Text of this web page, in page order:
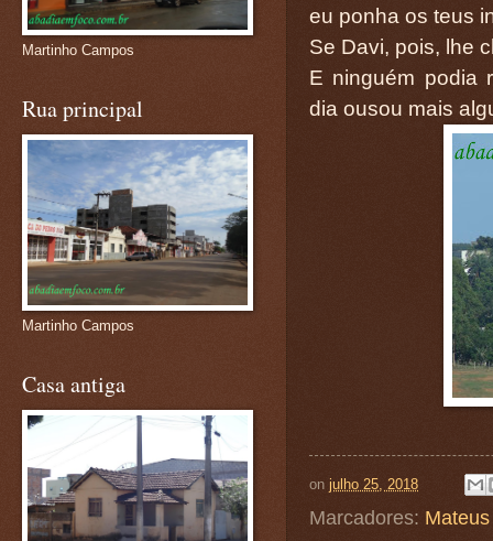
eu ponha os teus
Se Davi, pois, lhe
E ninguém podia
dia ousou mais
on julho 25, 2018
Marcadores: Mateus
Martinho Campos
Rua principal
Martinho Campos
Casa antiga